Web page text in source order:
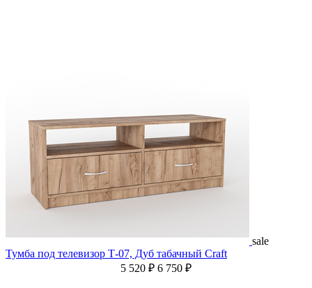
sale
Тумба под телевизор Т-07, Дуб табачный Craft
5 520 ₽ 6 750 ₽